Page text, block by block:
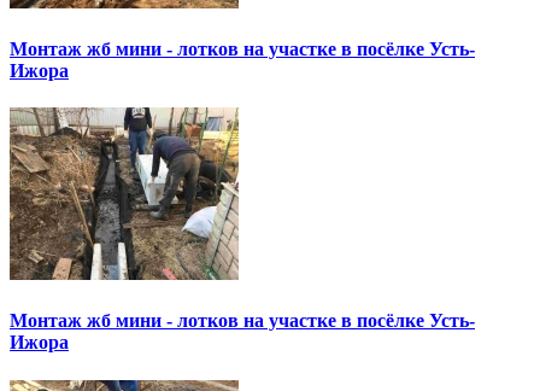
Монтаж жб мини - лотков на участке в посёлке Усть-
Ижора
Монтаж жб мини - лотков на участке в посёлке Усть-
Ижора